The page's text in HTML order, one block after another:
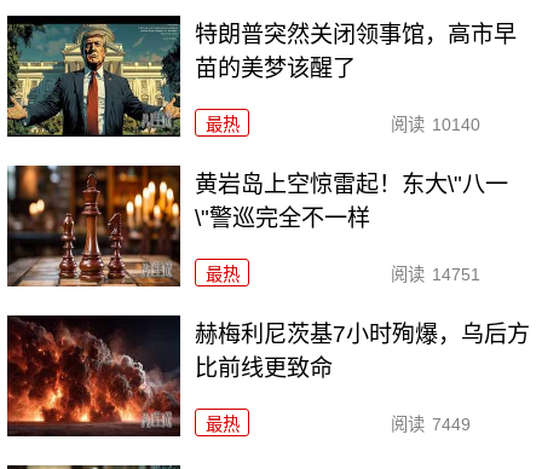
特朗普突然关闭领事馆，高市早
苗的美梦该醒了
最热 阅读 10140
黄岩岛上空惊雷起！东大\"八一
\"警巡完全不一样
最热 阅读 14751
赫梅利尼茨基7小时殉爆，乌后方
比前线更致命
最热 阅读 7449